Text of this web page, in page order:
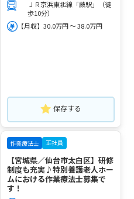
ＪＲ京浜東北線「蕨駅」（徒
歩10分）
【月収】30.0万円 ～ 38.0万円
保存する
作業療法士 正社員
【宮城県／仙台市太白区】研修
制度も充実♪特別養護老人ホー
ムにおける作業療法士募集で
す！